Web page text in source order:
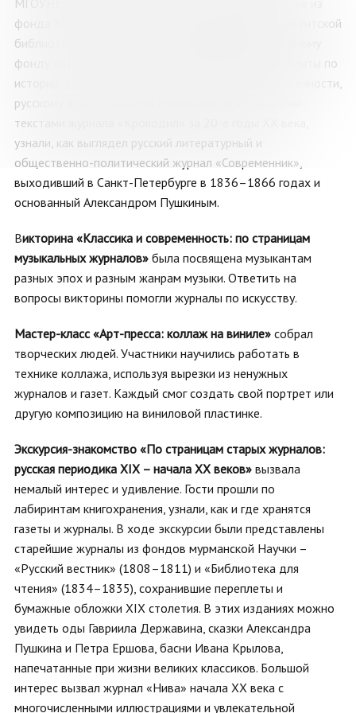
МГОУНБ. Особое внимание было уделено периодике из
фонда Мурманского Регионального Центра Президентской
библиотеки. Благодаря ее оцифрованному уникальному
фонду читатели могут получить важнейшие документы по
истории, теории и практике российской государственности,
русскому языку. Учащиеся познакомились с полными
текстами журнала «Крокодил» за 20-е годы XX века,
узнали, как выглядел русский литературный и
общественно-политический журнал «Современник»,
выходивший в Санкт-Петербурге в 1836–1866 годах и
основанный Александром Пушкиным.
Викторина «Классика и современность: по страницам
музыкальных журналов» была посвящена музыкантам
разных эпох и разным жанрам музыки. Ответить на
вопросы викторины помогли журналы по искусству.
Мастер-класс «Арт-пресса: коллаж на виниле» собрал
творческих людей. Участники научились работать в
технике коллажа, используя вырезки из ненужных
журналов и газет. Каждый смог создать свой портрет или
другую композицию на виниловой пластинке.
Экскурсия-знакомство «По страницам старых журналов:
русская периодика XIX – начала XX веков» вызвала
немалый интерес и удивление. Гости прошли по
лабиринтам книгохранения, узнали, как и где хранятся
газеты и журналы. В ходе экскурсии были представлены
старейшие журналы из фондов мурманской Научки –
«Русский вестник» (1808–1811) и «Библиотека для
чтения» (1834–1835), сохранившие переплеты и
бумажные обложки XIX столетия. В этих изданиях можно
увидеть оды Гавриила Державина, сказки Александра
Пушкина и Петра Ершова, басни Ивана Крылова,
напечатанные при жизни великих классиков. Большой
интерес вызвал журнал «Нива» начала XX века с
многочисленными иллюстрациями и увлекательной